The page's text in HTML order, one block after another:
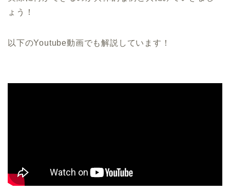
ょう！
以下のYoutube動画でも解説しています！